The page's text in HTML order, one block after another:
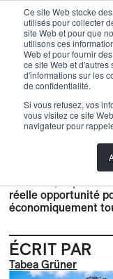
Ce site Web stocke
utilisés pour collecter
site Web et pour que
utilisons ces
Web et pour fournir
ce site Web et
d'informations sur les
de confidentialité.
Si vous refusez, vos
vous visitez ce site
navigateur pour
Back
BLOG,Cohabitation
Connaissances
5
LE
Le tourisme VTT
de loisirs,
réelle opportunité
économiquement
ÉCRIT PAR
Tabea Grüner